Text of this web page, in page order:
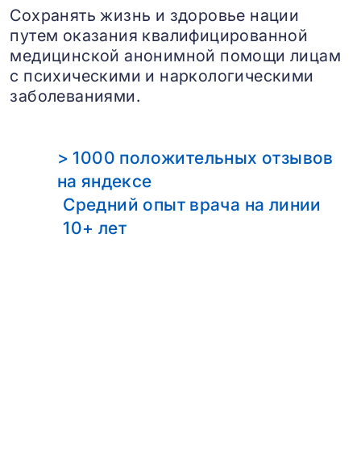
Сохранять жизнь и здоровье нации
путем оказания квалифицированной
медицинской анонимной помощи лицам
с психическими и наркологическими
заболеваниями.
> 1000 положительных отзывов
на яндексе
Средний опыт врача на линии
10+ лет